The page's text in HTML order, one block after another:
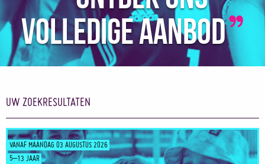
volledige aanbod
UW ZOEKRESULTATEN
VANAF MAANDAG 03 AUGUSTUS 2026
5–13 JAAR